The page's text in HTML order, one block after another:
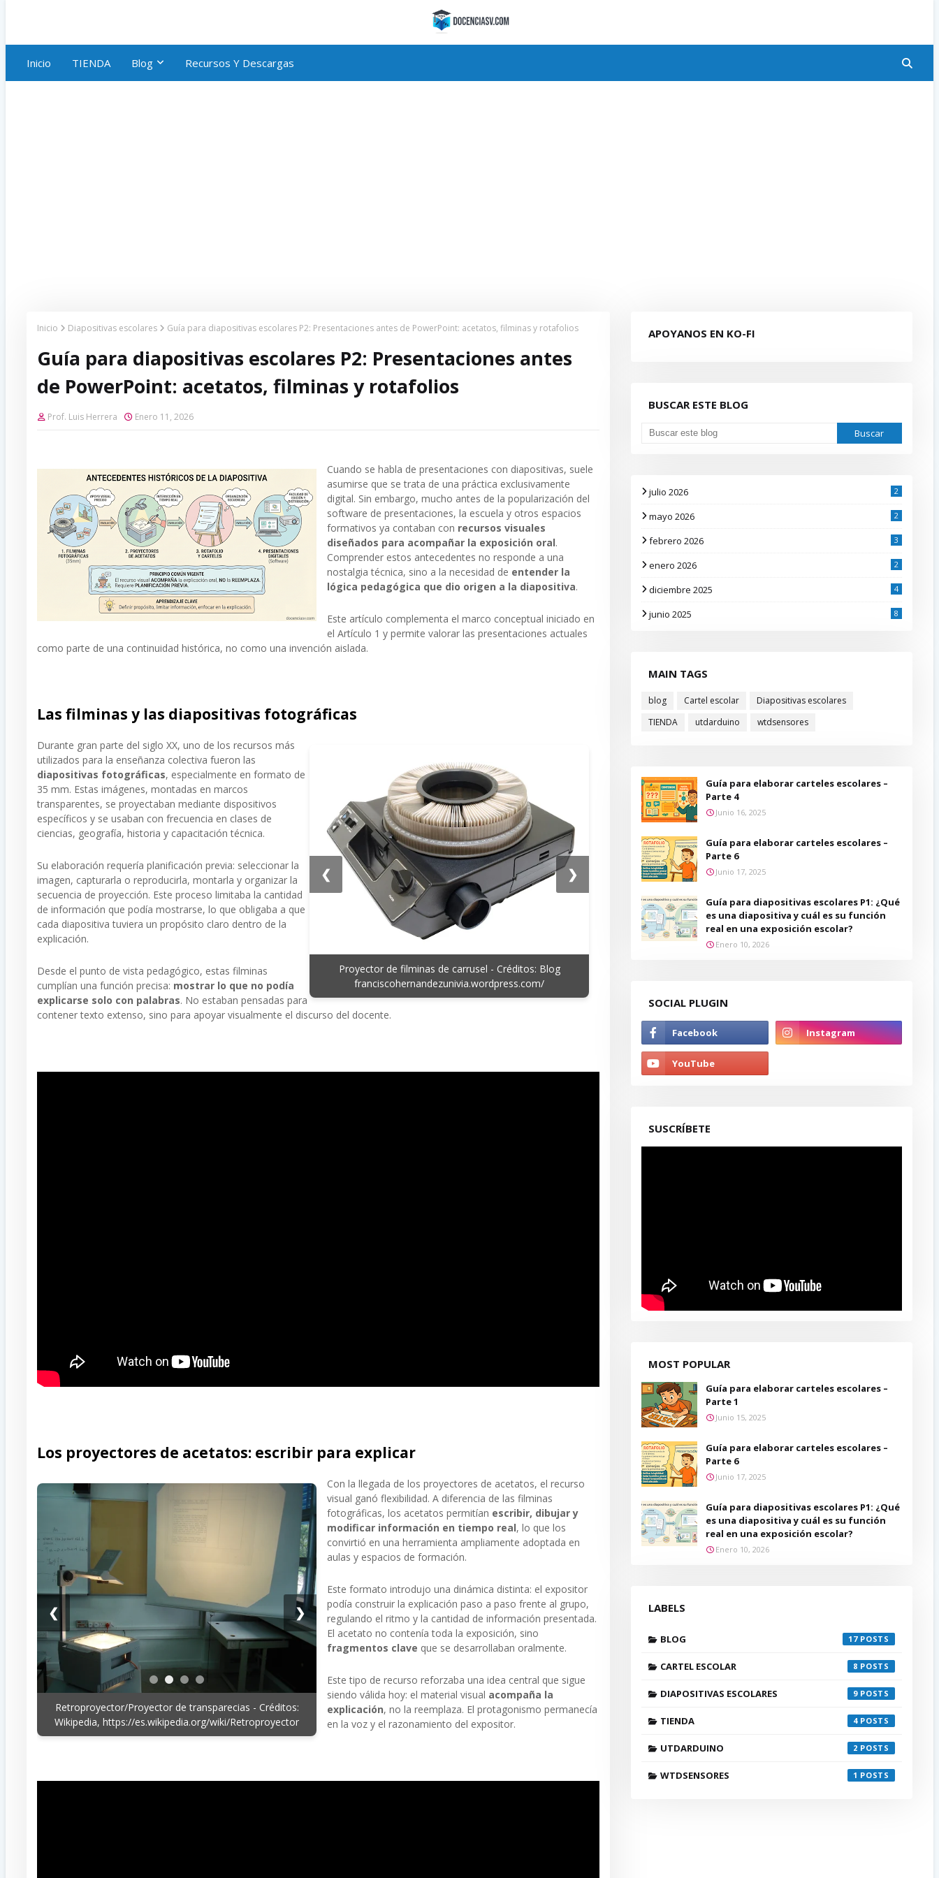
Inicio TIENDA Blog Recursos Y Descargas
Inicio Diapositivas escolares Guía para diapositivas escolares P2: Presentaciones antes de PowerPoint: acetatos, filminas y rotafolios
Guía para diapositivas escolares P2: Presentaciones antes
de PowerPoint: acetatos, filminas y rotafolios
Prof. Luis Herrera Enero 11, 2026
Cuando se habla de presentaciones con diapositivas, suele
asumirse que se trata de una práctica exclusivamente
digital. Sin embargo, mucho antes de la popularización del
software de presentaciones, la escuela y otros espacios
formativos ya contaban con recursos visuales
diseñados para acompañar la exposición oral.
Comprender estos antecedentes no responde a una
nostalgia técnica, sino a la necesidad de entender la
lógica pedagógica que dio origen a la diapositiva.
Este artículo complementa el marco conceptual iniciado en
el Artículo 1 y permite valorar las presentaciones actuales
como parte de una continuidad histórica, no como una invención aislada.
Las filminas y las diapositivas fotográficas
Proyector de filminas de carrusel - Créditos: Blog
franciscohernandezunivia.wordpress.com/
❮ ❯
Durante gran parte del siglo XX, uno de los recursos más
utilizados para la enseñanza colectiva fueron las
diapositivas fotográficas, especialmente en formato de
35 mm. Estas imágenes, montadas en marcos
transparentes, se proyectaban mediante dispositivos
específicos y se usaban con frecuencia en clases de
ciencias, geografía, historia y capacitación técnica.
Su elaboración requería planificación previa: seleccionar la
imagen, capturarla o reproducirla, montarla y organizar la
secuencia de proyección. Este proceso limitaba la cantidad
de información que podía mostrarse, lo que obligaba a que
cada diapositiva tuviera un propósito claro dentro de la
explicación.
Desde el punto de vista pedagógico, estas filminas
cumplían una función precisa: mostrar lo que no podía
explicarse solo con palabras. No estaban pensadas para
contener texto extenso, sino para apoyar visualmente el discurso del docente.
Los proyectores de acetatos: escribir para explicar
Retroproyector/Proyector de transparecias - Créditos:
Wikipedia, https://es.wikipedia.org/wiki/Retroproyector
❮ ❯
Con la llegada de los proyectores de acetatos, el recurso
visual ganó flexibilidad. A diferencia de las filminas
fotográficas, los acetatos permitían escribir, dibujar y
modificar información en tiempo real, lo que los
convirtió en una herramienta ampliamente adoptada en
aulas y espacios de formación.
Este formato introdujo una dinámica distinta: el expositor
podía construir la explicación paso a paso frente al grupo,
regulando el ritmo y la cantidad de información presentada.
El acetato no contenía toda la exposición, sino
fragmentos clave que se desarrollaban oralmente.
Este tipo de recurso reforzaba una idea central que sigue
siendo válida hoy: el material visual acompaña la
explicación, no la reemplaza. El protagonismo permanecía
en la voz y el razonamiento del expositor.
APOYANOS EN KO-FI
BUSCAR ESTE BLOG
julio 2026 2
mayo 2026 2
febrero 2026 3
enero 2026 2
diciembre 2025 4
junio 2025 8
MAIN TAGS
blog Cartel escolar
Diapositivas escolares
TIENDA
utdarduino wtdsensores
Guía para elaborar carteles escolares –
Parte 4
Junio 16, 2025
Guía para elaborar carteles escolares –
Parte 6
Junio 17, 2025
Guía para diapositivas escolares P1: ¿Qué
es una diapositiva y cuál es su función
real en una exposición escolar?
Enero 10, 2026
SOCIAL PLUGIN
SUSCRÍBETE
MOST POPULAR
Guía para elaborar carteles escolares –
Parte 1
Junio 15, 2025
Guía para elaborar carteles escolares –
Parte 6
Junio 17, 2025
Guía para diapositivas escolares P1: ¿Qué
es una diapositiva y cuál es su función
real en una exposición escolar?
Enero 10, 2026
LABELS
BLOG 17
CARTEL ESCOLAR 8
DIAPOSITIVAS ESCOLARES 9
TIENDA 4
UTDARDUINO 2
WTDSENSORES 1